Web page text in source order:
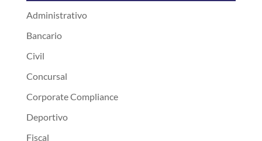
Administrativo
Bancario
Civil
Concursal
Corporate Compliance
Deportivo
Fiscal